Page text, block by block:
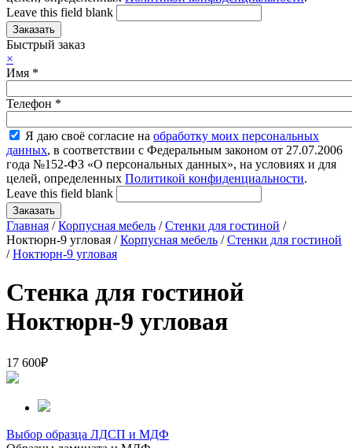
Leave this field blank
Быстрый заказ
×
Имя *
Телефон *
Я даю своё согласие на обработку моих персональных
данных, в соответствии с Федеральным законом от 27.07.2006
года №152-ФЗ «О персональных данных», на условиях и для
целей, определенных Политикой конфиденциальности.
Leave this field blank
Главная /Корпусная мебель /Стенки для гостиной /
Ноктюрн-9 угловая /Корпусная мебель /Стенки для гостиной
/Ноктюрн-9 угловая
Стенка для гостиной
Ноктюрн-9 угловая
17 600₽
Выбор образца ЛДСП и МДФ